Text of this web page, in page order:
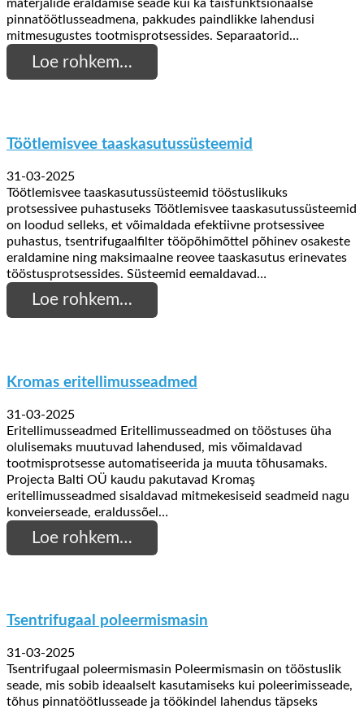
materjalide eraldamise seade kui ka täisfunktsionaalse
pinnatöötlusseadmena, pakkudes paindlikke lahendusi
mitmesugustes tootmisprotsessides. Separaatorid…
Loe rohkem…
Töötlemisvee taaskasutussüsteemid
31-03-2025
Töötlemisvee taaskasutussüsteemid tööstuslikuks
protsessivee puhastuseks Töötlemisvee taaskasutussüsteemid
on loodud selleks, et võimaldada efektiivne protsessivee
puhastus, tsentrifugaalfilter tööpõhimõttel põhinev osakeste
eraldamine ning maksimaalne reovee taaskasutus erinevates
tööstusprotsessides. Süsteemid eemaldavad…
Loe rohkem…
Kromas eritellimusseadmed
31-03-2025
Eritellimusseadmed Eritellimusseadmed on tööstuses üha
olulisemaks muutuvad lahendused, mis võimaldavad
tootmisprotsesse automatiseerida ja muuta tõhusamaks.
Projecta Balti OÜ kaudu pakutavad Kromaş
eritellimusseadmed sisaldavad mitmekesiseid seadmeid nagu
konveierseade, eraldussõel…
Loe rohkem…
Tsentrifugaal poleermismasin
31-03-2025
Tsentrifugaal poleermismasin Poleermismasin on tööstuslik
seade, mis sobib ideaalselt kasutamiseks kui poleerimisseade,
tõhus pinnatöötlusseade ja töökindel lahendus täpseks